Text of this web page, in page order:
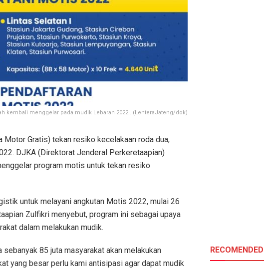
kembali menggelar pada mudik Lebaran 2022.. (LenteraJateng/dok)
Motor Gratis) tekan resiko kecelakaan roda dua,
DJKA (Direktorat Jenderal Perkeretaapian)
program motis untuk tekan resiko
untuk melayani angkutan Motis 2022, mulai 26
Zulfikri menyebut, program ini sebagai upaya
dalam melakukan mudik.
85 juta masyarakat akan melakukan
yang besar perlu kami antisipasi agar dapat mudik
RECOMENDED